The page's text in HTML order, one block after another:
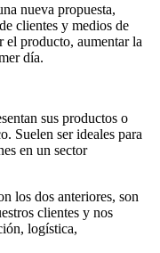
nueva propuesta,
clientes y medios de
producto, aumentar la
día.
sus productos o
Suelen ser ideales para
en un sector
los dos anteriores, son
clientes y nos
logística,